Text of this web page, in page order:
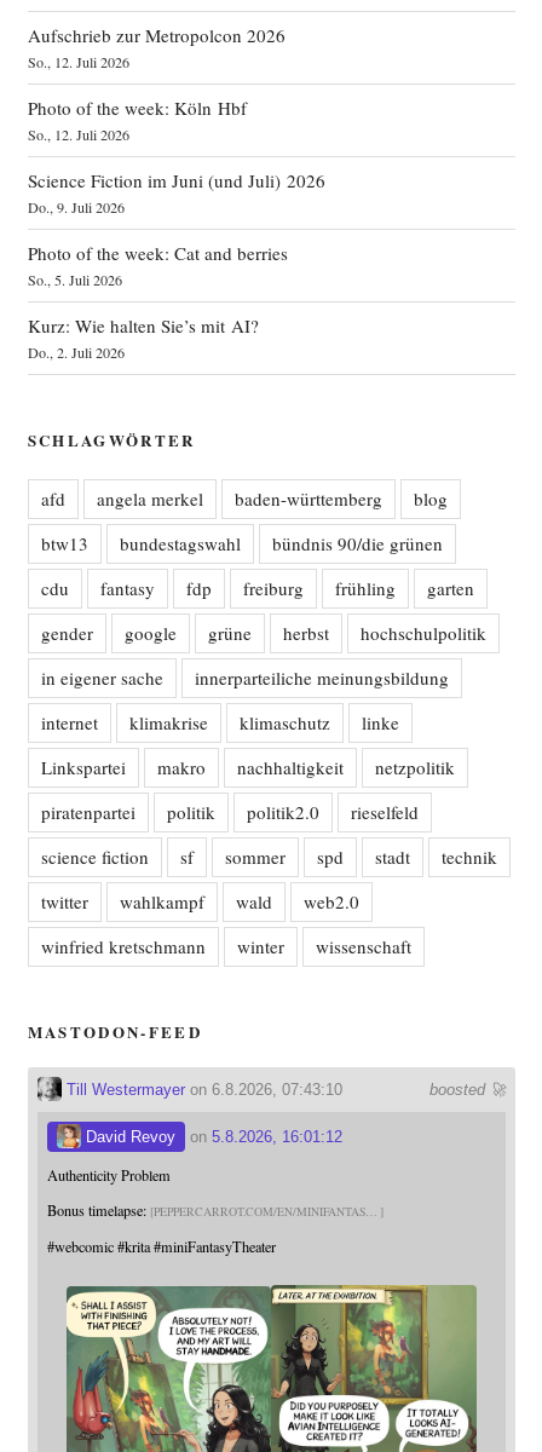
Aufschrieb zur Metropolcon 2026
So., 12. Juli 2026
Photo of the week: Köln Hbf
So., 12. Juli 2026
Science Fiction im Juni (und Juli) 2026
Do., 9. Juli 2026
Photo of the week: Cat and berries
So., 5. Juli 2026
Kurz: Wie halten Sie’s mit AI?
Do., 2. Juli 2026
SCHLAGWÖRTER
afd angela merkel baden-württemberg
blog
btw13
bundestagswahl
bündnis 90/die grünen
cdu
fantasy fdp freiburg frühling
garten
gender
google grüne herbst
hochschulpolitik
in eigener sache
innerparteiliche meinungsbildung
internet
klimakrise klimaschutz
linke
Linkspartei
makro nachhaltigkeit
netzpolitik
piratenpartei
politik politik2.0
rieselfeld
science fiction
sf sommer spd stadt
technik
twitter
wahlkampf wald
web2.0
winfried kretschmann
winter wissenschaft
MASTODON-FEED
boosted 🚀
Till Westermayeron 6.8.2026, 07:43:10
David Revoy on 5.8.2026, 16:01:12
Authenticity Problem
Bonus timelapse: PEPPERCARROT.COM/EN/MINIFANTAS
#webcomic #krita #miniFantasyTheater